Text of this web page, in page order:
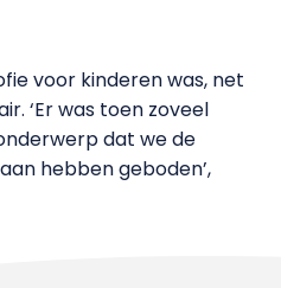
voor kinderen was, net
‘Er was toen zoveel
dat we de
hebben geboden’,